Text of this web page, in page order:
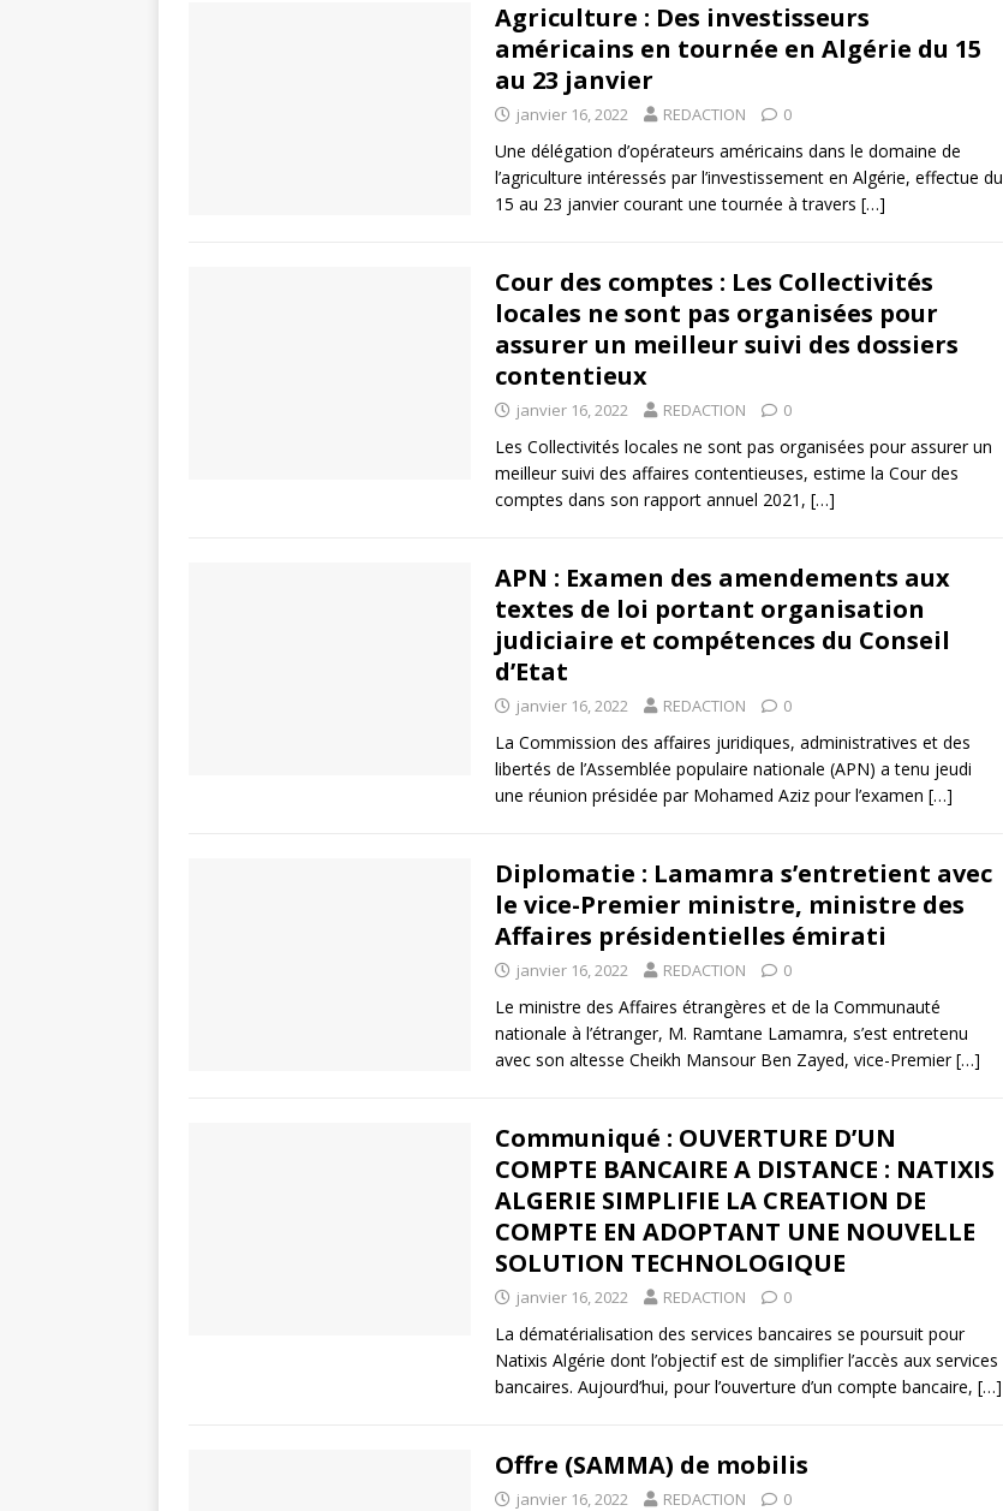
Agriculture : Des investisseurs
américains en tournée en Algérie du 15
au 23 janvier
janvier 16, 2022 REDACTION 0
Une délégation d’opérateurs américains dans le domaine de
l’agriculture intéressés par l’investissement en Algérie, effectue du
15 au 23 janvier courant une tournée à travers […]
Cour des comptes : Les Collectivités
locales ne sont pas organisées pour
assurer un meilleur suivi des dossiers
contentieux
janvier 16, 2022 REDACTION 0
Les Collectivités locales ne sont pas organisées pour assurer un
meilleur suivi des affaires contentieuses, estime la Cour des
comptes dans son rapport annuel 2021, […]
APN : Examen des amendements aux
textes de loi portant organisation
judiciaire et compétences du Conseil
d’Etat
janvier 16, 2022 REDACTION 0
La Commission des affaires juridiques, administratives et des
libertés de l’Assemblée populaire nationale (APN) a tenu jeudi
une réunion présidée par Mohamed Aziz pour l’examen […]
Diplomatie : Lamamra s’entretient avec
le vice-Premier ministre, ministre des
Affaires présidentielles émirati
janvier 16, 2022 REDACTION 0
Le ministre des Affaires étrangères et de la Communauté
nationale à l’étranger, M. Ramtane Lamamra, s’est entretenu
avec son altesse Cheikh Mansour Ben Zayed, vice-Premier[…]
Communiqué : OUVERTURE D’UN
COMPTE BANCAIRE A DISTANCE : NATIXIS
ALGERIE SIMPLIFIE LA CREATION DE
COMPTE EN ADOPTANT UNE NOUVELLE
SOLUTION TECHNOLOGIQUE
janvier 16, 2022 REDACTION 0
La dématérialisation des services bancaires se poursuit pour
Natixis Algérie dont l’objectif est de simplifier l’accès aux services
bancaires. Aujourd’hui, pour l’ouverture d’un compte bancaire, […]
Offre (SAMMA) de mobilis
janvier 16, 2022 REDACTION 0